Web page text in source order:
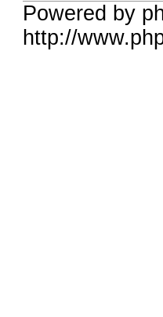
Powered by
http://